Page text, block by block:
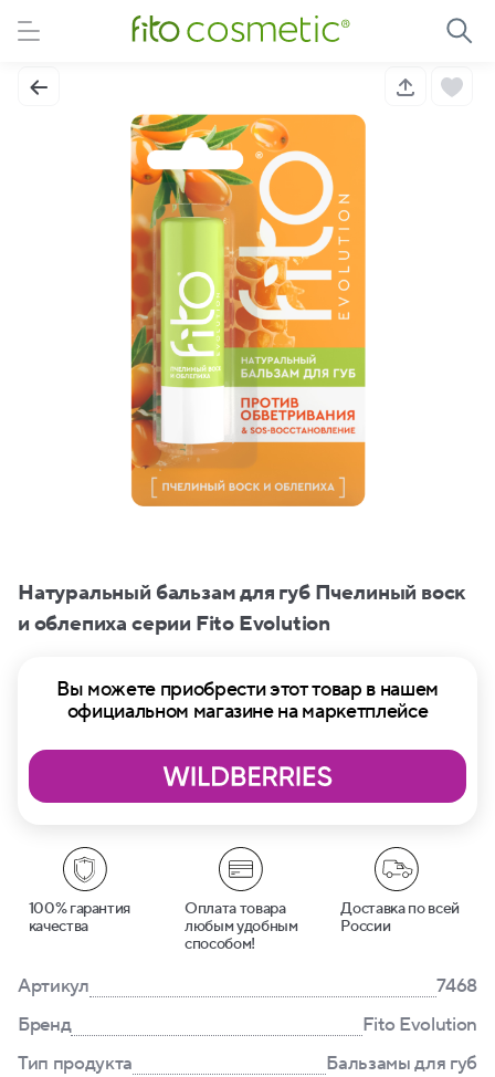
Натуральный бальзам для губ Пчелиный воск
и облепиха серии Fito Evolution
Вы можете приобрести этот товар в нашем
официальном магазине на маркетплейсе
100% гарантия
качества
Оплата товара
любым удобным
способом!
Доставка по всей
России
Артикул
7468
Бренд
Fito Evolution
Тип продукта
Бальзамы для губ